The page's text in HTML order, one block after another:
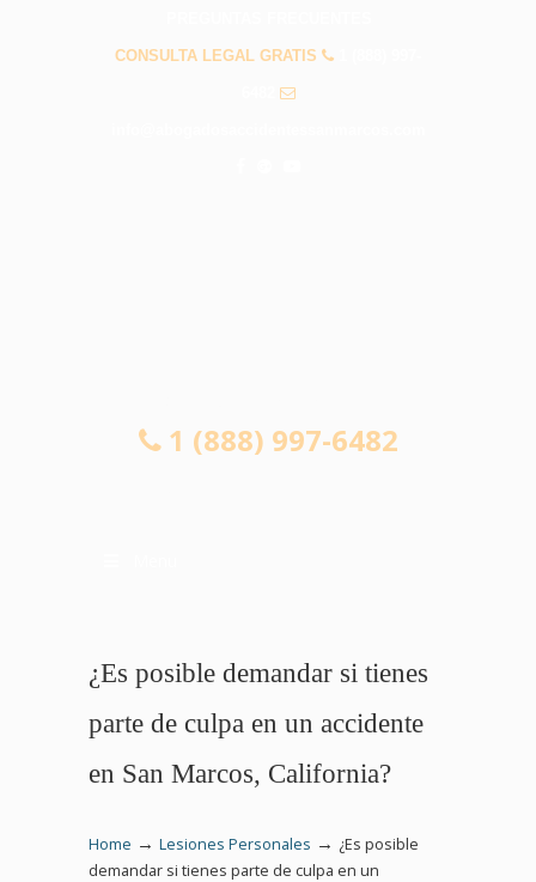
CONSULTA LEGAL GRATIS
1 (888) 997-6482
¿Es posible demandar si tienes
parte de culpa en un accidente
en San Marcos, California?
Home → Lesiones Personales → ¿Es posible
demandar si tienes parte de culpa en un